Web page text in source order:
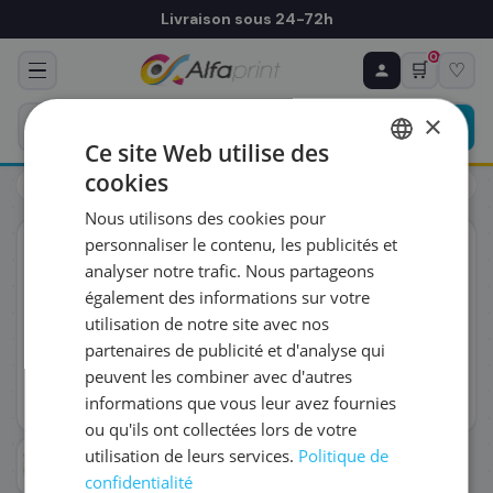
Livraison sous 24-72h
🛒
0
♡
Toners HP HP W2030X/415X - Toner noir, 7 500 pages
ORIGINAL
♻ COMMANDE RÉCURRENTE
Prévoyez & économisez
Programmez votre prochain achat — notre équipe
vous prépare un devis personnalisé
RÉFÉRENCE DU PRODUIT
FRÉQUENCE
QUANTITÉ PAR LIVRAISON
DATE DE PREMIÈRE LIVRAISON SOUHAITÉE
×
Ce site Web utilise des
cookies
Nous utilisons des cookies pour
personnaliser le contenu, les publicités et
analyser notre trafic. Nous partageons
également des informations sur votre
utilisation de notre site avec nos
partenaires de publicité et d'analyse qui
peuvent les combiner avec d'autres
informations que vous leur avez fournies
ou qu'ils ont collectées lors de votre
utilisation de leurs services. Politique de
confidentialité